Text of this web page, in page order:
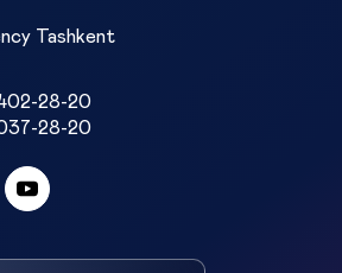
Tashkent
28-20
28-20